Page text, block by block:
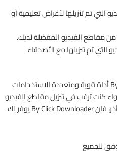
تم تنزيلها لأغراض تعليمية أو
مقاطع الفيديو المفضلة لديك.
تم تنزيلها مع الأصدقاء
بشكل عام، يعتبر By Click Downloader أداة قوية ومتعددة الاستخدامات
كنت ترغب في تنزيل مقاطع الفيديو
من يوتيوب أو فيسبوك أو أي موقع آخر، فإن By Click Downloader يوفر لك
للجميع